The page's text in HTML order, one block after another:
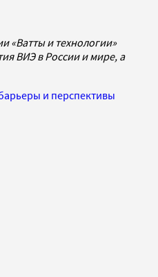
«Ватты и технологии»
ВИЭ в России и мире, а
и перспективы